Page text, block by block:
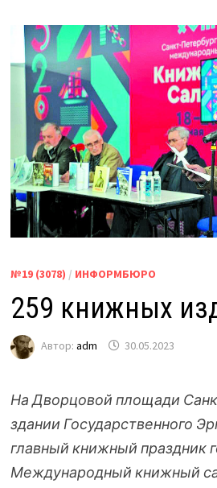
№19 (3078) / ИНФОРМБЮРО
259 книжных
Автор: adm 30.05.2023
На Дворцовой площади
здании Государственного
главный книжный праздник
Международный книжный